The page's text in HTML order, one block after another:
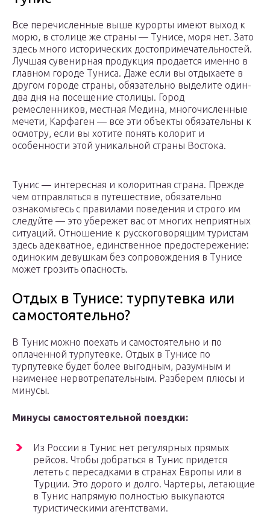
Все перечисленные выше курорты имеют выход к
морю, в столице же страны — Тунисе, моря нет. Зато
здесь много исторических достопримечательностей.
Лучшая сувенирная продукция продается именно в
главном городе Туниса. Даже если вы отдыхаете в
другом городе страны, обязательно выделите один-
два дня на посещение столицы. Город
ремесленников, местная Медина, многочисленные
мечети, Карфаген — все эти объекты обязательны к
осмотру, если вы хотите понять колорит и
особенности этой уникальной страны Востока.
Тунис — интересная и колоритная страна. Прежде
чем отправляться в путешествие, обязательно
ознакомьтесь с правилами поведения и строго им
следуйте — это убережет вас от многих неприятных
ситуаций. Отношение к русскоговорящим туристам
здесь адекватное, единственное предостережение:
одиноким девушкам без сопровождения в Тунисе
может грозить опасность.
Отдых в Тунисе: турпутевка или
самостоятельно?
В Тунис можно поехать и самостоятельно и по
оплаченной турпутевке. Отдых в Тунисе по
турпутевке будет более выгодным, разумным и
наименее нервотрепательным. Разберем плюсы и
минусы.
Минусы самостоятельной поездки:
Из России в Тунис нет регулярных прямых
рейсов. Чтобы добраться в Тунис придется
лететь с пересадками в странах Европы или в
Турции. Это дорого и долго. Чартеры, летающие
в Тунис напрямую полностью выкупаются
туристическими агентствами.